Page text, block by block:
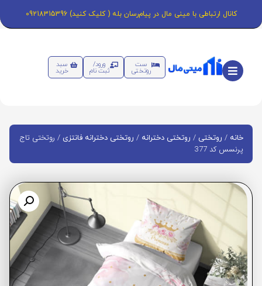
کانال ارتباطی با مینی مال در پیام‌رسان بله ( کلیک کنید) 09218315396
ست
روتختی
ورود/
ثبت نام
سبد
خرید
خانه / روتختی / روتختی دخترانه / روتختی دخترانه فانتزی / روتختی تاج
پرنسس کد 377